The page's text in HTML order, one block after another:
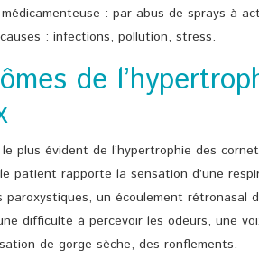
: par abus de sprays à
: infections, pollution, stress.
de
plus évident de l’hypertrophie des
patient rapporte la sensation d’une
paroxystiques, un écoulement rétronasal
difficulté à percevoir les odeurs, une
de gorge sèche, des ronflements.